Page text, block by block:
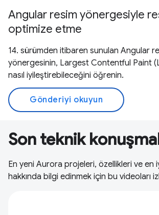
Angular resim yönergesiyle
optimize etme
14. sürümden itibaren sunulan Angular
yönergesinin, Largest Contentful Paint
nasıl iyileştirebileceğini öğrenin.
Gönderiyi okuyun
Son teknik
En yeni Aurora projeleri, özellikleri ve en
hakkında bilgi edinmek için bu videoları